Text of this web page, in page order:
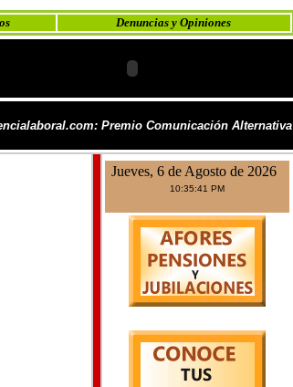
Denuncias y Opiniones
Premio Comunicación Alternativa
Jueves, 6 de Agosto de 2026
10:35:41 PM